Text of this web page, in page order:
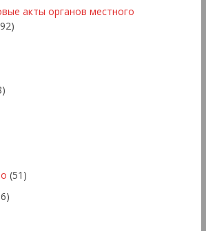
акты органов местного
(51)